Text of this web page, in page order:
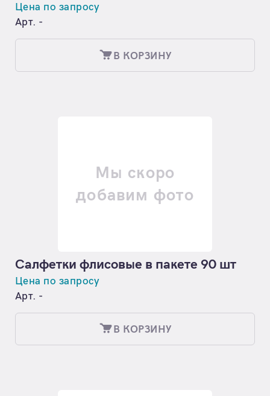
Цена по запросу
Арт. -
В КОРЗИНУ
Мы скоро
добавим фото
Салфетки флисовые в пакете 90 шт
Цена по запросу
Арт. -
В КОРЗИНУ